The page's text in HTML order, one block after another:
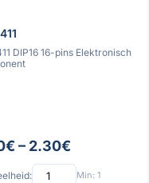
DIP16 16-pins Elektronisch
– 2.30€
Min: 1